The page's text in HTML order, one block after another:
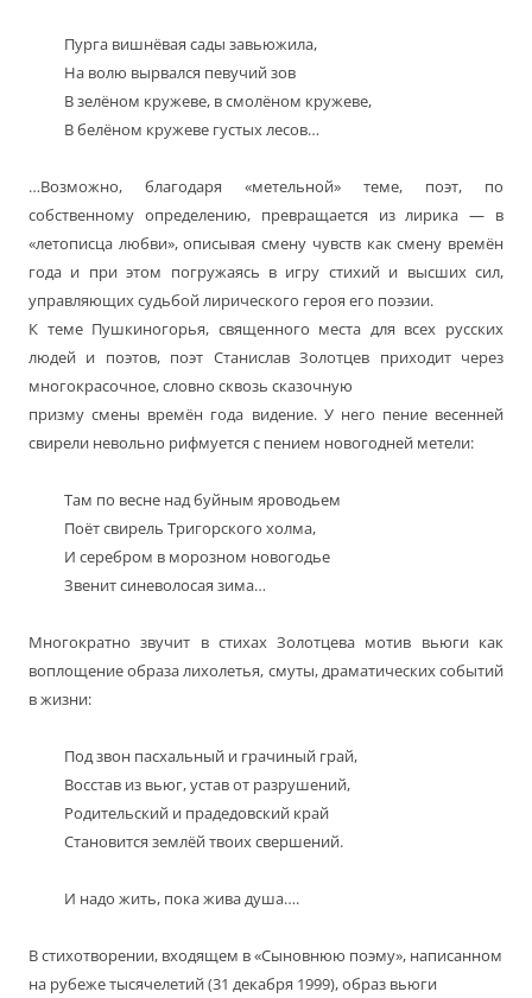
Пурга вишнёвая сады завьюжила,
На волю вырвался певучий зов
В зелёном кружеве, в смолёном кружеве,
В белёном кружеве густых лесов…
…Возможно, благодаря «метельной» теме, поэт, по
собственному определению, превращается из лирика — в
«летописца любви», описывая смену чувств как смену времён
года и при этом погружаясь в игру стихий и высших сил,
управляющих судьбой лирического героя его поэзии.
К теме Пушкиногорья, священного места для всех русских
людей и поэтов, поэт Станислав Золотцев приходит через
многокрасочное, словно сквозь сказочную
призму смены времён года видение. У него пение весенней
свирели невольно рифмуется с пением новогодней метели:
Там по весне над буйным яроводьем
Поёт свирель Тригорского холма,
И серебром в морозном новогодье
Звенит синеволосая зима…
Многократно звучит в стихах Золотцева мотив вьюги как
воплощение образа лихолетья, смуты, драматических событий
в жизни:
Под звон пасхальный и грачиный грай,
Восстав из вьюг, устав от разрушений,
Родительский и прадедовский край
Становится землёй твоих свершений.
И надо жить, пока жива душа….
В стихотворении, входящем в «Сыновнюю поэму», написанном
на рубеже тысячелетий (31 декабря 1999), образ вьюги